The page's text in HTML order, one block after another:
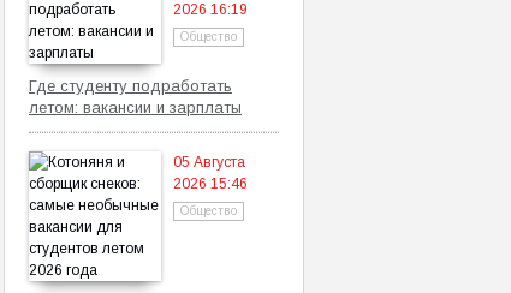
2026 16:19
Общество
Где студенту подработать
летом: вакансии и зарплаты
05 Августа
2026 15:46
Общество